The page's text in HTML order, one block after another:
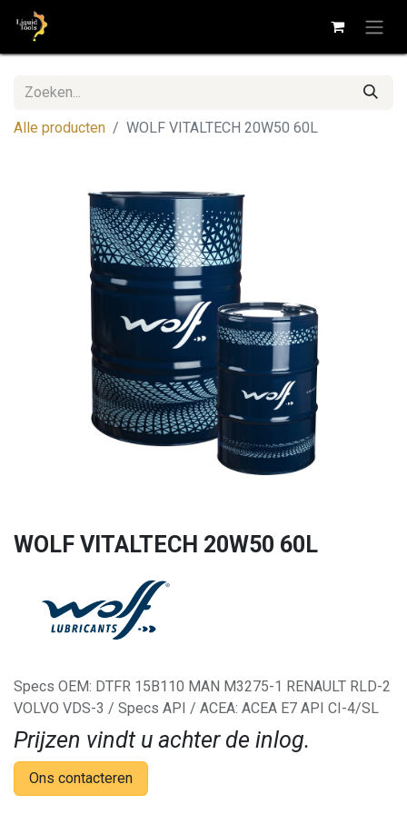
Alle producten WOLF VITALTECH 20W50 60L
WOLF VITALTECH 20W50 60L
Specs OEM: DTFR 15B110 MAN M3275-1 RENAULT RLD-2
VOLVO VDS-3 / Specs API / ACEA: ACEA E7 API CI-4/SL
Prijzen vindt u achter de inlog.
Ons contacteren